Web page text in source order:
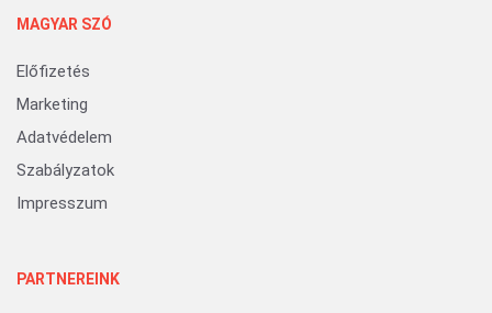
MAGYAR SZÓ
Előfizetés
Marketing
Adatvédelem
Szabályzatok
Impresszum
PARTNEREINK